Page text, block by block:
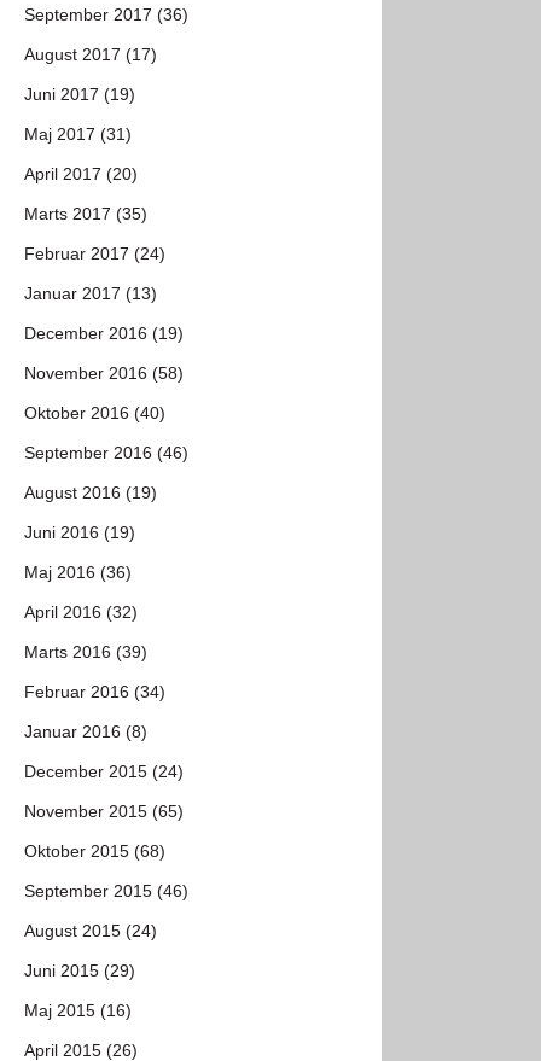
September 2017 (36)
August 2017 (17)
Juni 2017 (19)
Maj 2017 (31)
April 2017 (20)
Marts 2017 (35)
Februar 2017 (24)
Januar 2017 (13)
December 2016 (19)
November 2016 (58)
Oktober 2016 (40)
September 2016 (46)
August 2016 (19)
Juni 2016 (19)
Maj 2016 (36)
April 2016 (32)
Marts 2016 (39)
Februar 2016 (34)
Januar 2016 (8)
December 2015 (24)
November 2015 (65)
Oktober 2015 (68)
September 2015 (46)
August 2015 (24)
Juni 2015 (29)
Maj 2015 (16)
April 2015 (26)